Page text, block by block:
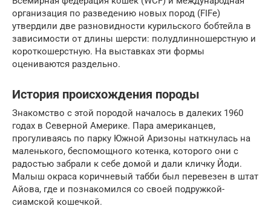
организация по разведению новых пород (FIFe)
утвердили две разновидности курильского бобтейла в
зависимости от длины шерсти: полудлинношерстную и
короткошерстную. На выставках эти формы
оцениваются раздельно.
История происхождения породы
Знакомство с этой породой началось в далеких 1960
годах в Северной Америке. Пара американцев,
прогуливаясь по парку Южной Аризоны наткнулась на
маленького, беспомощного котенка, которого они с
радостью забрали к себе домой и дали кличку Йоди.
Малыш окраса коричневый табби был перевезен в штат
Айова, где и познакомился со своей подружкой-
сиамской кошечкой.